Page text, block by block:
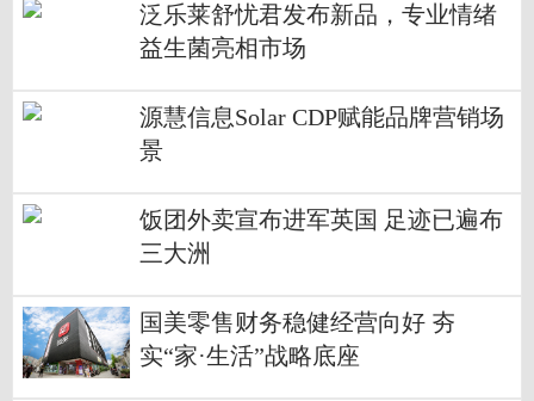
泛乐莱舒忧君发布新品，专业情绪
益生菌亮相市场
源慧信息Solar CDP赋能品牌营销场
景
饭团外卖宣布进军英国 足迹已遍布
三大洲
国美零售财务稳健经营向好 夯
实“家·生活”战略底座